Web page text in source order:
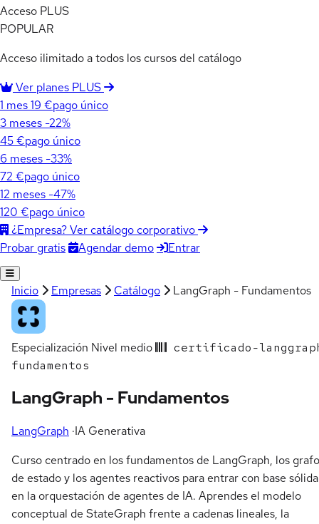
Acceso PLUS
POPULAR
Acceso ilimitado a todos los cursos del catálogo
Ver planes PLUS
1 mes19 €pago único
3 meses -22%
45 €pago único
6 meses -33%
72 €pago único
12 meses -47%
120 €pago único
¿Empresa? Ver catálogo corporativo
Probar gratis
Agendar demo Entrar
Inicio Empresas Catálogo LangGraph - Fundamentos
Especialización Nivel medio
certificado-
fundamentos
LangGraph - Fundamentos
LangGraph ·IA Generativa
Curso centrado en los fundamentos de LangGraph, los
de estado y los agentes reactivos para entrar con base sólida
en la orquestación de agentes de IA. Aprendes el modelo
conceptual de StateGraph frente a cadenas lineales, la